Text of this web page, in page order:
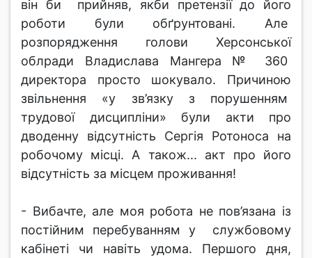
він би прийняв, якби претензії до його
роботи були обґрунтовані. Але
розпорядження голови Херсонської
облради Владислава Мангера № 360
директора просто шокувало. Причиною
звільнення «у зв’язку з порушенням
трудової дисципліни» були акти про
дводенну відсутність Сергія Ротоноса на
робочому місці. А також... акт про його
відсутність за місцем проживання!
- Вибачте, але моя робота не пов’язана із
постійним перебуванням у службовому
кабінеті чи навіть удома. Першого дня,